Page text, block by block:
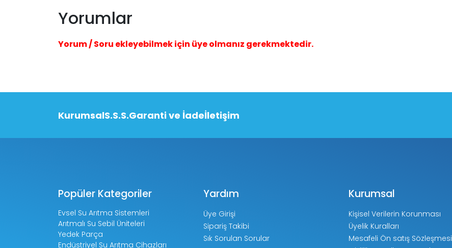
Yorumlar
Yorum / Soru ekleyebilmek için üye olmanız gerekmektedir.
KurumsalS.S.S.Garanti ve İadeİletişim
Popüler Kategoriler
Evsel Su Arıtma Sistemleri
Arıtmalı Su Sebil Üniteleri
Yedek Parça
Endüstriyel Su Arıtma Cihazları
Yardım
Üye Girişi
Sipariş Takibi
Sık Sorulan Sorular
Kurumsal
Kişisel Verilerin Korunması
Üyelik Kuralları
Mesafeli Ön satış Sözleşmesi